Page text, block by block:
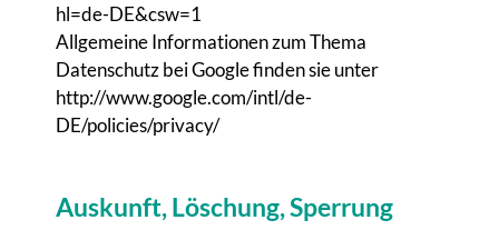
hl=de-DE&csw=1
Allgemeine Informationen zum Thema
Datenschutz bei Google finden sie unter
http://www.google.com/intl/de-
DE/policies/privacy/
Auskunft, Löschung, Sperrung